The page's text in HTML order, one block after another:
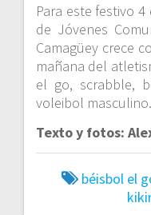
Para este festivo
de Jóvenes
Camagüey crece
mañana del
el go, scrabble,
voleibol masculino.
Texto y fotos:
béisbol el